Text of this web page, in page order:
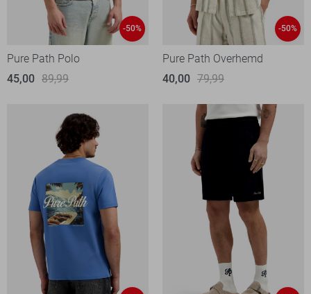
-50%
Pure Path Polo
45,00 89,99
-50%
Pure Path Overhemd
40,00 79,99